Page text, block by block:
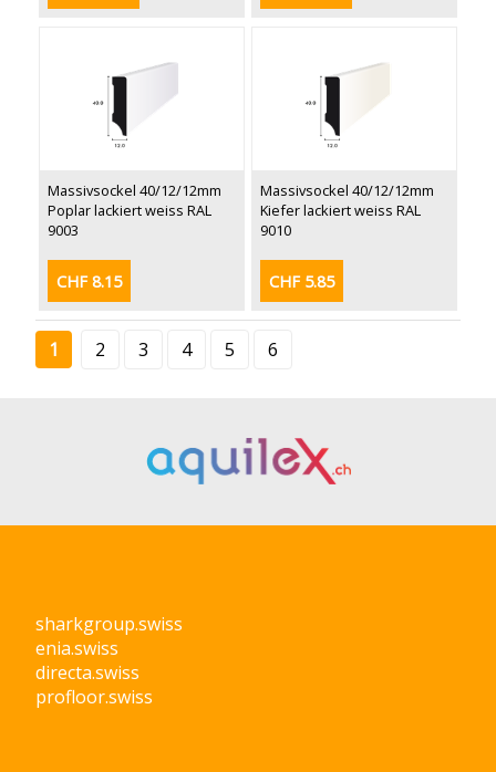
Massivsockel 40/12/12mm
Poplar lackiert weiss RAL
9003
CHF 8.15
Massivsockel 40/12/12mm
Kiefer lackiert weiss RAL
9010
CHF 5.85
1 2 3 4 5 6
sharkgroup.swiss
enia.swiss
directa.swiss
profloor.swiss